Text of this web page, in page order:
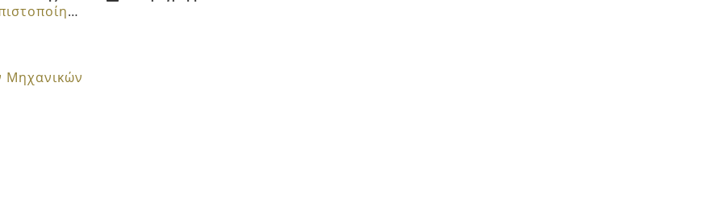
Έκθεση πιστοποίησης
Μηχανικών